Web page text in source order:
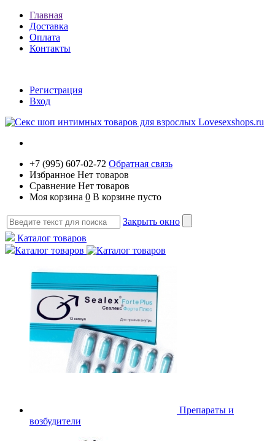
Главная
Доставка
Оплата
Контакты
Регистрация
Вход
+7 (995) 607-02-72 Обратная связь
Избранное Нет товаров
Сравнение Нет товаров
Моя корзина 0 В корзине пусто
Закрыть окно
Каталог товаров
Каталог товаров
Препараты и
возбудители